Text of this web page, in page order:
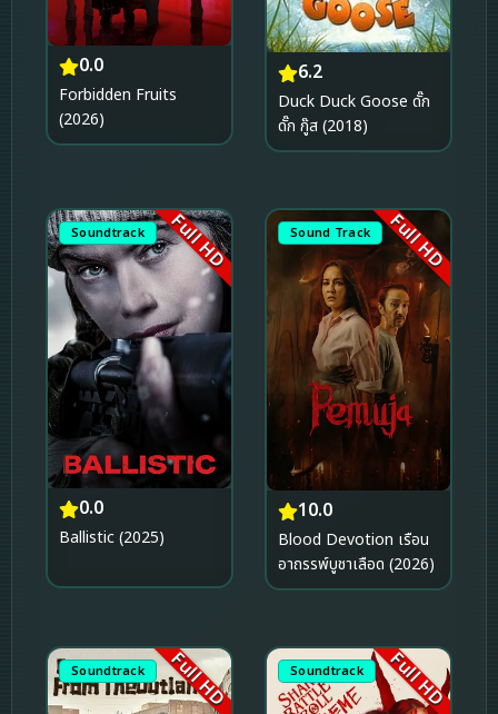
0.0
Forbidden Fruits
(2026)
6.2
Duck Duck Goose ดั๊ก
ดั๊ก กู๊ส (2018)
Soundtrack Full HD
0.0
Ballistic (2025)
Sound Track Full HD
10.0
Blood Devotion เรือน
อาถรรพ์บูชาเลือด (2026)
Soundtrack Full HD Soundtrack Full HD